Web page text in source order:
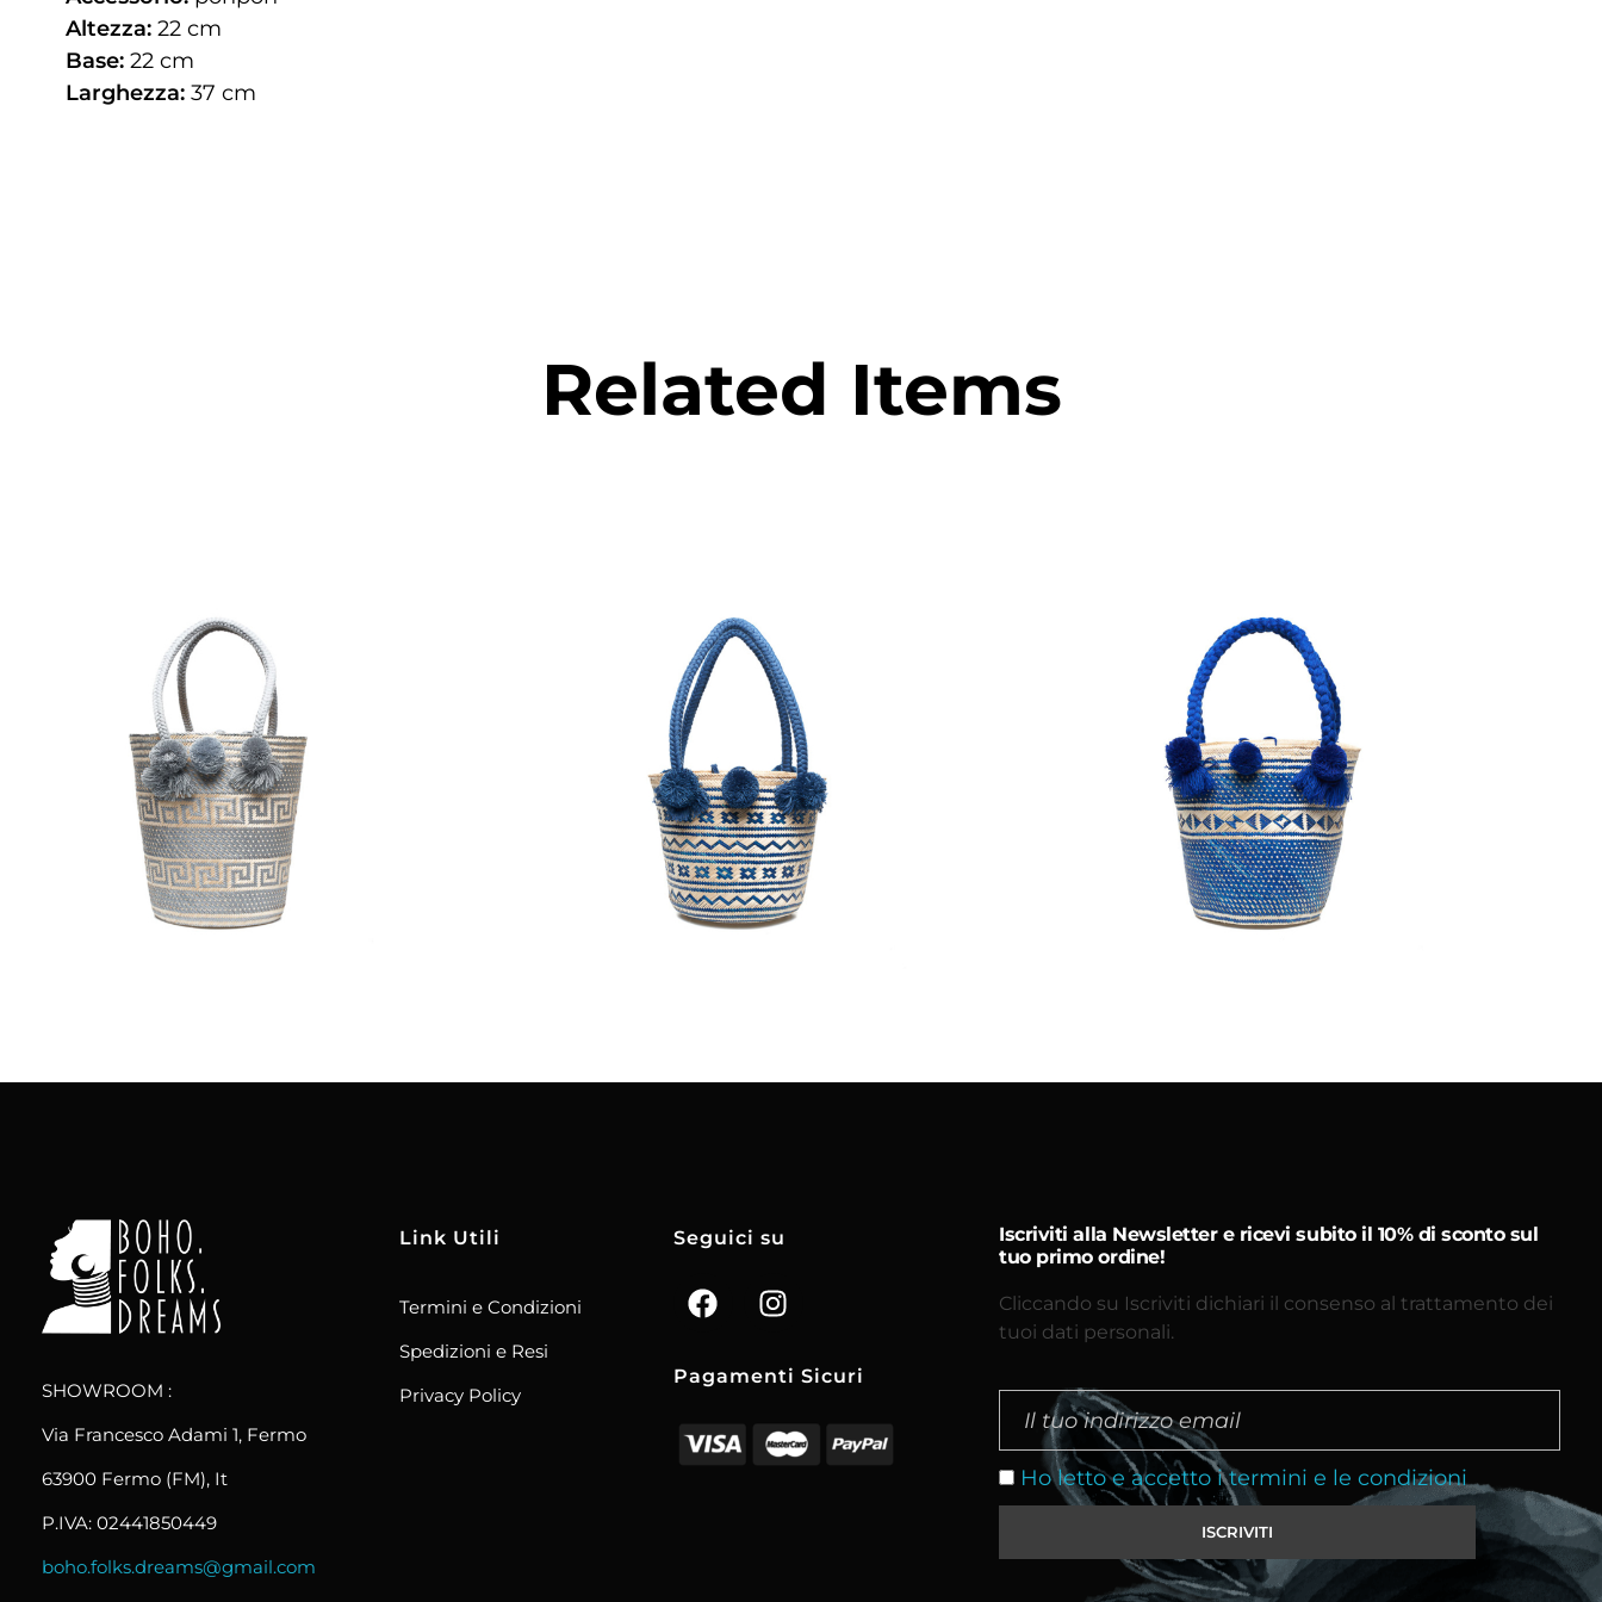
Altezza: 22 cm
Base: 22 cm
Larghezza: 37 cm
Related Items
€95.00
Aggiungi
al carrello
€95.00
Aggiungi
al carrello
€95.00
Aggiungi
al carrello
SHOWROOM :
Via Francesco Adami 1, Fermo
63900 Fermo (FM), It
P.IVA: 02441850449
boho.folks.dreams@gmail.com
Link Utili
Termini e Condizioni
Spedizioni e Resi
Privacy Policy
Seguici su
Pagamenti Sicuri
Iscriviti alla Newsletter e ricevi subito il 10% di sconto sul
tuo primo ordine!
Cliccando su Iscriviti dichiari il consenso al trattamento dei
tuoi dati personali.
Ho letto e accetto i termini e le condizioni